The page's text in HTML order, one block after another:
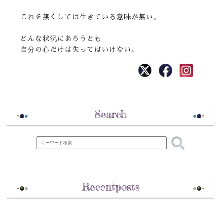
これを無くしては生きている意味が無い。
どんな状況にあろうとも
自分の心だけは失ってはいけない。
Search
Recentposts